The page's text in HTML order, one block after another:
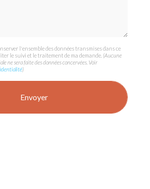
l'ensemble des données transmises dans ce
le suivi et le traitement de ma demande. (Aucune
ne sera faite des données concervées. Voir
)